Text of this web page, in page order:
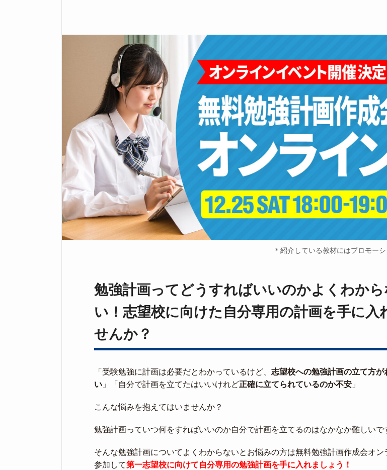
＊紹介している教材にはプロモー
勉強計画ってどうすればいいのかよくわから
い！志望校に向けた自分専用の計画を手に入
せんか？
「受験勉強に計画は必要だとわかっているけど、 志望校への勉強計画の立て方が
い 」「自分で計画を立てたはいいけれど正確に立てられているのか不安 」
こんな悩みを抱えてはいませんか？
勉強計画っていつ何をすればいいのか自分で計画を立てるのはなかなか難しいで
そんな勉強計画についてよくわからないとお悩みの方は無料勉強計画作成会オン
参加して第一志望校に向けて自分専用の勉強計画を手に入れましょう！